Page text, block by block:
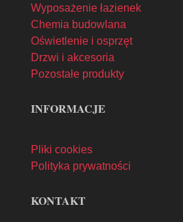
Wyposażenie łazienek
Chemia budowlana
Oświetlenie i osprzęt
Drzwi i akcesoria
Pozostałe produkty
INFORMACJE
Pliki cookies
Polityka prywatności
KONTAKT